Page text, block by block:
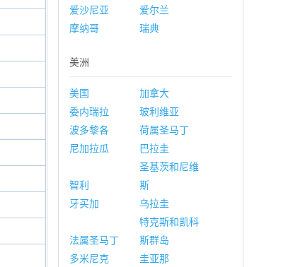
爱沙尼亚
爱尔兰
摩纳哥
瑞典
美洲
美国
加拿大
委内瑞拉
玻利维亚
波多黎各
荷属圣马丁
尼加拉瓜
巴拉圭
智利
圣基茨和尼维
斯
牙买加
乌拉圭
法属圣马丁
特克斯和凯科
斯群岛
多米尼克
圭亚那